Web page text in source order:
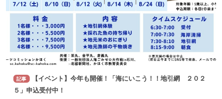
記事
【イベント】今年も開催！「海にいこう！！地引網 ２０２
５」申込受付中！